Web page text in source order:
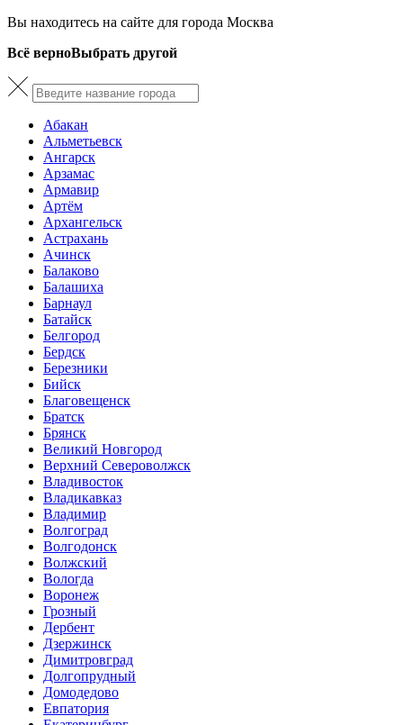
Вы находитесь на сайте для города Москва
Всё верноВыбрать другой
Абакан
Альметьевск
Ангарск
Арзамас
Армавир
Артём
Архангельск
Астрахань
Ачинск
Балаково
Балашиха
Барнаул
Батайск
Белгород
Бердск
Березники
Бийск
Благовещенск
Братск
Брянск
Великий Новгород
Верхний Североволжск
Владивосток
Владикавказ
Владимир
Волгоград
Волгодонск
Волжский
Вологда
Воронеж
Грозный
Дербент
Дзержинск
Димитровград
Долгопрудный
Домодедово
Евпатория